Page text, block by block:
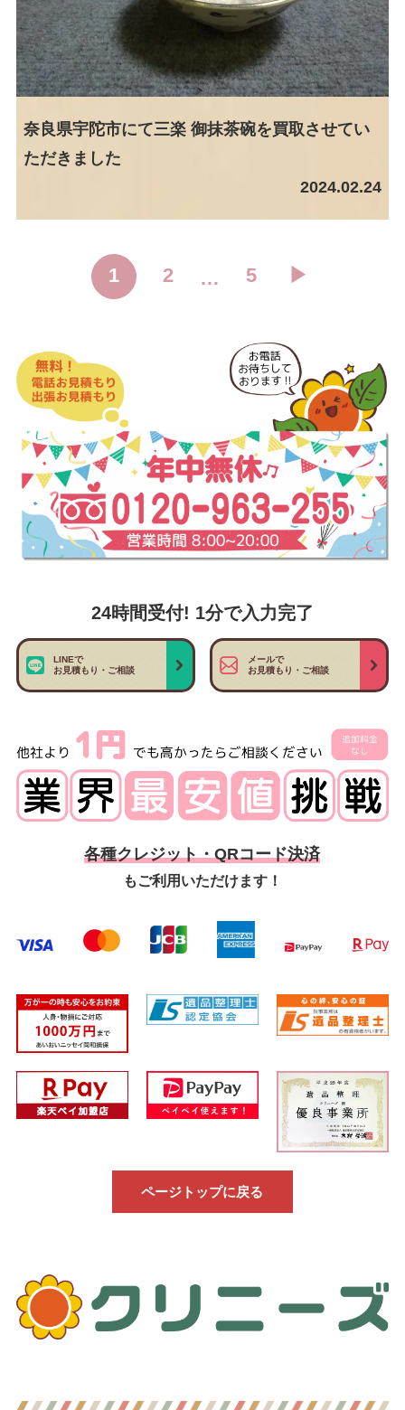
奈良県宇陀市にて三楽 御抹茶碗を買取させてい
ただきました
2024.02.24
1 2 … 5 ▶︎
24時間受付! 1分で入力完了
LINEで
お見積もり・ご相談
メールで
お見積もり・ご相談
各種クレジット・QRコード決済
もご利用いただけます！
ページトップに戻る